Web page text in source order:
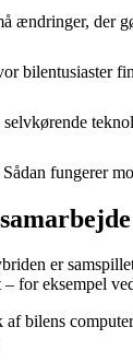
ændringer, der
bilentusiaster
fungerer
er
for eksempel
af bilens